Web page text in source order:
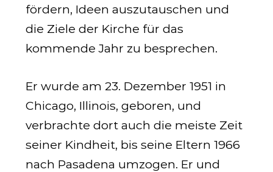
fördern, Ideen auszutauschen und
die Ziele der Kirche für das
kommende Jahr zu besprechen.
Er wurde am 23. Dezember 1951 in
Chicago, Illinois, geboren, und
verbrachte dort auch die meiste Zeit
seiner Kindheit, bis seine Eltern 1966
nach Pasadena umzogen. Er und